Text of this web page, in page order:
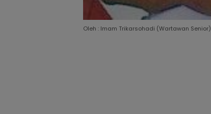
Oleh : Imam Trikarsohadi (Wartawan Senior)